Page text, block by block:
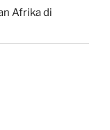
Afrika di